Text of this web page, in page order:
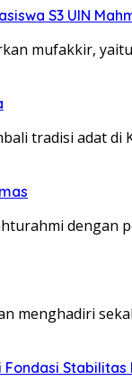
S3 UIN
mufakkir,
tradisi adat di
menghadiri
Stabilitas